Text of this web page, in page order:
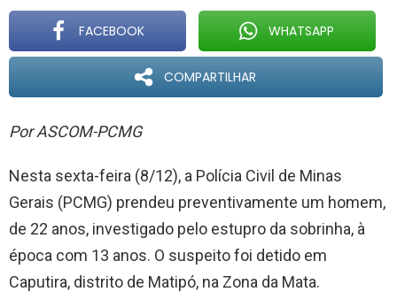
FACEBOOK WHATSAPP
COMPARTILHAR
Por ASCOM-PCMG
Nesta sexta-feira (8/12), a Polícia Civil de Minas
Gerais (PCMG) prendeu preventivamente um homem,
de 22 anos, investigado pelo estupro da sobrinha, à
época com 13 anos. O suspeito foi detido em
Caputira, distrito de Matipó, na Zona da Mata.